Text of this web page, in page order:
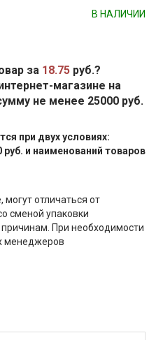
В НАЛИЧИИ
за 18.75 руб.?
магазине на
не менее 25000 руб.
при двух условиях:
руб. и наименований товаров
отличаться от
сменой упаковки
При необходимости
менеджеров